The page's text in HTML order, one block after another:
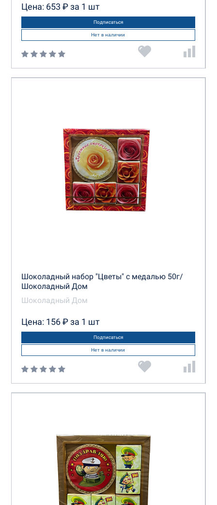
КФ Люси КФ Нева Марми
Микаелло Монетный Двор
Новгородская КФ
Саратовская КФ Славянка
Сладкая сказка
ТД Империя Томер
Фрязинская КФ Шоколадница
Шоколадный Силуэт
Цена: 653 ₽ за 1 шт
Подписаться
Нет в наличии
Шоколадный набор "Цветы" с медалью 50г/
Шоколадный Дом
Шоколадный Дом
Цена: 156 ₽ за 1 шт
Подписаться
Нет в наличии